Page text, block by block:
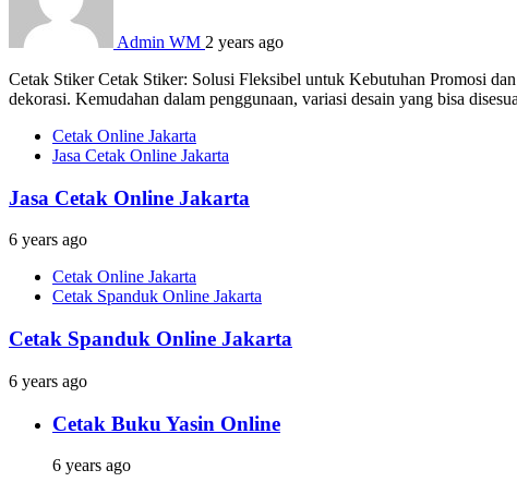
Admin WM 2 years ago
Cetak Stiker Cetak Stiker: Solusi Fleksibel untuk Kebutuhan Promosi
dekorasi. Kemudahan dalam penggunaan, variasi desain yang bisa
Cetak Online Jakarta
Jasa Cetak Online Jakarta
Jasa Cetak Online Jakarta
6 years ago
Cetak Online Jakarta
Cetak Spanduk Online Jakarta
Cetak Spanduk Online Jakarta
6 years ago
Cetak Buku Yasin Online
6 years ago